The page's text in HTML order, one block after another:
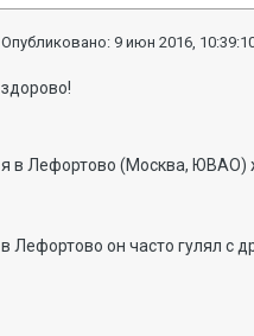
Опубликовано: 9 июн 2016,
здорово!
я в Лефортово (Москва, ЮВАО)
в Лефортово он часто гулял с